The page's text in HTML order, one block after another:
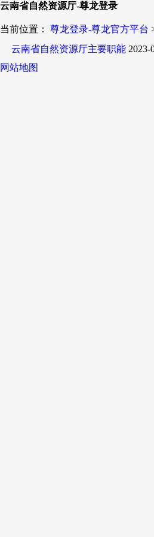
云南省自然资源厅-尊龙登录
当前位置： 尊龙登录-尊龙官方平台
云南省自然资源厅主要职能 2023-
网站地图